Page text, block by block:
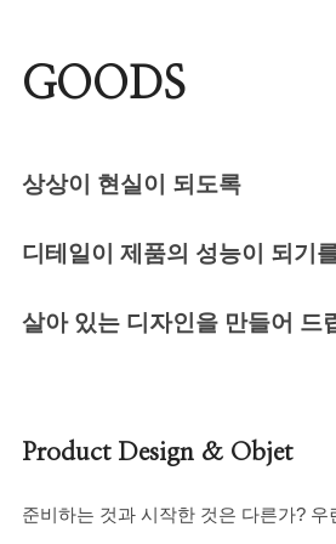
GOODS
상상이 현실이 되도록
디테일이 제품의 성능이 되기
살아 있는 디자인을 만들어 드
Product Design & Objet
준비하는 것과 시작한 것은 다른가?